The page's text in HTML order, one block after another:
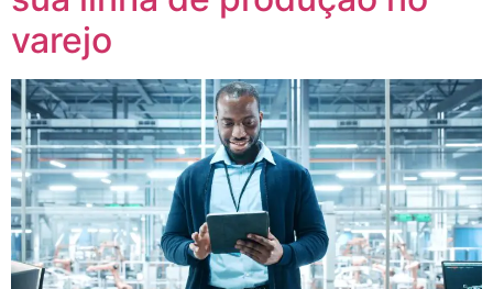
varejo